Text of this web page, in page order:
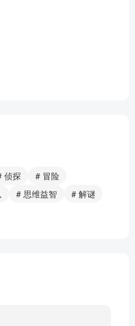
侦探
# 冒险
# 思维益智
# 解谜